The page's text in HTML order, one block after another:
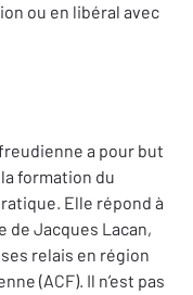
ou en libéral avec
freudienne a pour but
formation du
Elle répond à
Jacques Lacan,
relais en région
(ACF). Il n’est pas